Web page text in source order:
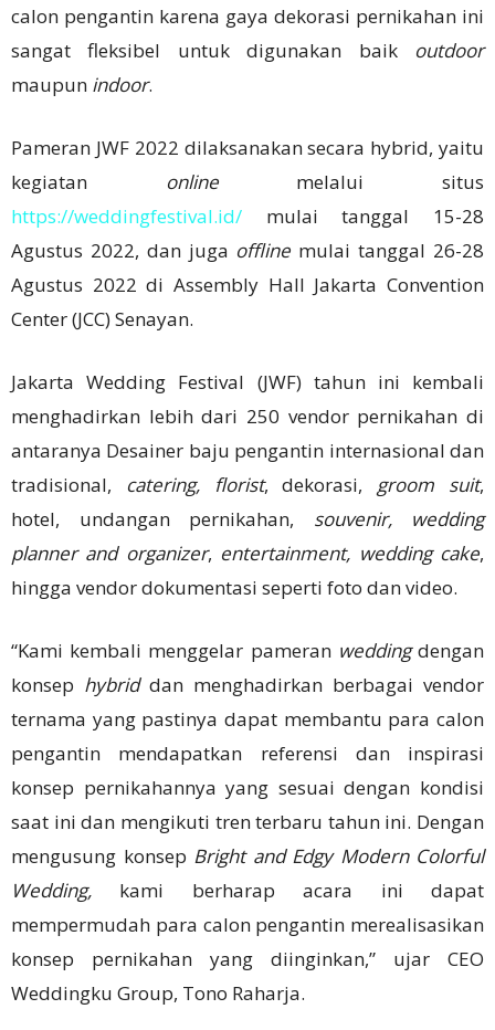
calon pengantin karena gaya dekorasi pernikahan ini
sangat fleksibel untuk digunakan baik outdoor
maupun indoor.
Pameran JWF 2022 dilaksanakan secara hybrid, yaitu
kegiatan
online melalui situs
https://weddingfestival.id/ mulai tanggal 15-28
Agustus 2022, dan juga offline mulai tanggal 26-28
Agustus 2022 di Assembly Hall Jakarta Convention
Center (JCC) Senayan.
Jakarta Wedding Festival (JWF) tahun ini kembali
menghadirkan lebih dari 250 vendor pernikahan di
antaranya Desainer baju pengantin internasional dan
tradisional, catering, florist, dekorasi, groom suit,
hotel, undangan pernikahan, souvenir,
wedding
planner and organizer, entertainment, wedding cake,
hingga vendor dokumentasi seperti foto dan video.
“Kami kembali menggelar pameran weddingdengan
konsep hybriddan menghadirkan berbagai vendor
ternama yang pastinya dapat membantu para calon
pengantin mendapatkan referensi dan inspirasi
konsep pernikahannya yang sesuai dengan kondisi
saat ini dan mengikuti tren terbaru tahun ini. Dengan
mengusung konsep Bright and Edgy Modern Colorful
Wedding, kami berharap acara ini dapat
mempermudah para calon pengantin merealisasikan
konsep pernikahan yang diinginkan,” ujar CEO
Weddingku Group, Tono Raharja.